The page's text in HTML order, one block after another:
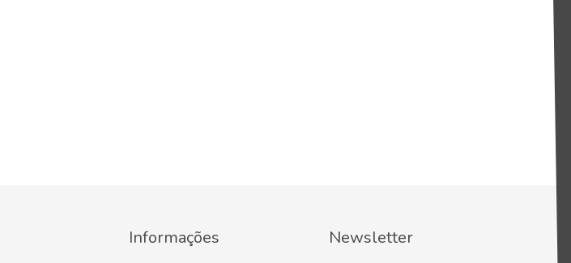
Informações Newsletter